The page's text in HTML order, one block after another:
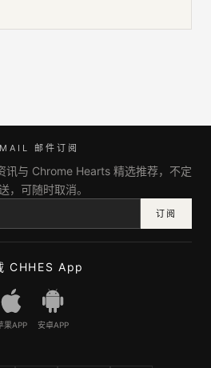
邮件订阅
讯与 Chrome Hearts 精选推荐，不定
，可随时取消。
订阅
CHHES App
果APP 安卓APP